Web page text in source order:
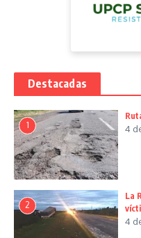
Destacadas
1 4
2
La
4